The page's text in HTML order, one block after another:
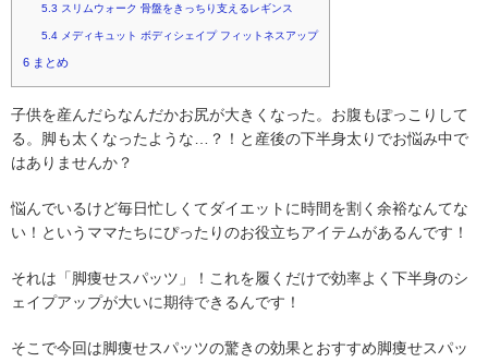
5.3 スリムウォーク 骨盤をきっちり支えるレギンス
5.4メディキュット ボディシェイプ フィットネスアップ
6 まとめ
子供を産んだらなんだかお尻が大きくなった。お腹もぽっこりして
る。脚も太くなったような…？！と産後の下半身太りでお悩み中で
はありませんか？
悩んでいるけど毎日忙しくてダイエットに時間を割く余裕なんてな
い！というママたちにぴったりのお役立ちアイテムがあるんです！
それは「脚痩せスパッツ」！これを履くだけで効率よく下半身のシ
ェイプアップが大いに期待できるんです！
そこで今回は脚痩せスパッツの驚きの効果とおすすめ脚痩せスパッ